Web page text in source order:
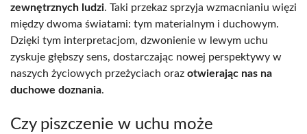
zewnętrznych ludzi. Taki przekaz sprzyja wzmacnianiu więzi
między dwoma światami: tym materialnym i duchowym.
Dzięki tym interpretacjom, dzwonienie w lewym uchu
zyskuje głębszy sens, dostarczając nowej perspektywy w
naszych życiowych przeżyciach oraz otwierając nas na
duchowe doznania.
Czy piszczenie w uchu może